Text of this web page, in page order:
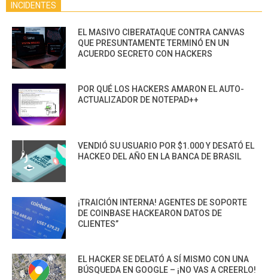
INCIDENTES
EL MASIVO CIBERATAQUE CONTRA CANVAS
QUE PRESUNTAMENTE TERMINÓ EN UN
ACUERDO SECRETO CON HACKERS
POR QUÉ LOS HACKERS AMARON EL AUTO-
ACTUALIZADOR DE NOTEPAD++
VENDIÓ SU USUARIO POR $1.000 Y DESATÓ EL
HACKEO DEL AÑO EN LA BANCA DE BRASIL
¡TRAICIÓN INTERNA! AGENTES DE SOPORTE
DE COINBASE HACKEARON DATOS DE
CLIENTES”
EL HACKER SE DELATÓ A SÍ MISMO CON UNA
BÚSQUEDA EN GOOGLE – ¡NO VAS A CREERLO!